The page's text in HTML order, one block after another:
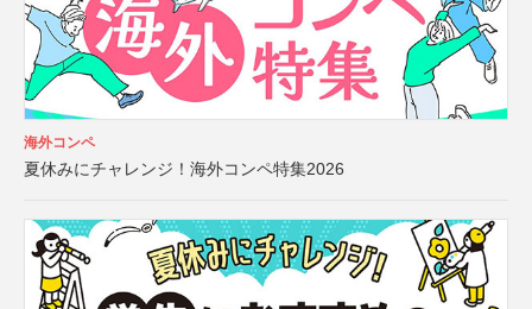
海外コンペ
夏休みにチャレンジ！海外コンペ特集2026